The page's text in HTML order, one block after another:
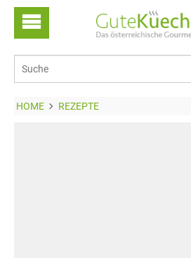
HOME REZEPTE